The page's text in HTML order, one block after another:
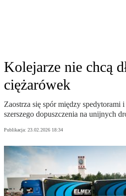
Kolejarze nie chcą
ciężarówek
Zaostrza się spór między spedytorami
szerszego dopuszczenia na unijnych
Publikacja: 23.02.2026 18:34